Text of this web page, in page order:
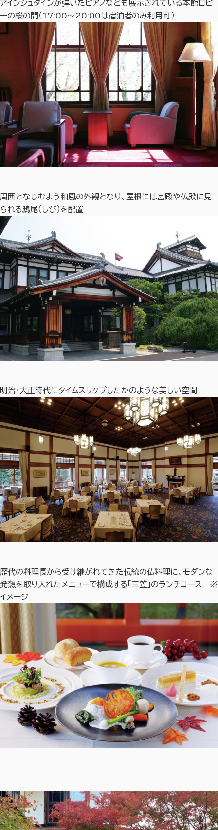
アインシュタインが弾いたピアノなども展示されている本館ロビ
ーの桜の間（17:00～20:00は宿泊者のみ利用可）
周囲となじむよう和風の外観となり、屋根には宮殿や仏殿に見
られる鴟尾（しび）を配置
明治・大正時代にタイムスリップしたかのような美しい空間
歴代の料理長から受け継がれてきた伝統の仏料理に、モダンな
発想を取り入れたメニューで構成する「三笠」のランチコース ※
イメージ